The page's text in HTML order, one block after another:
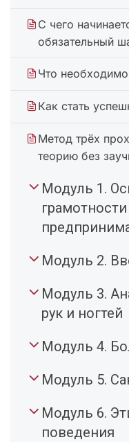
С чего
обязательный
Что
Как стать
Метод трёх
теорию без
Модуль 1.
Модуль 2.
Модуль 3.
рук и ногтей
Модуль 4.
Модуль 5.
Модуль 6.
поведения